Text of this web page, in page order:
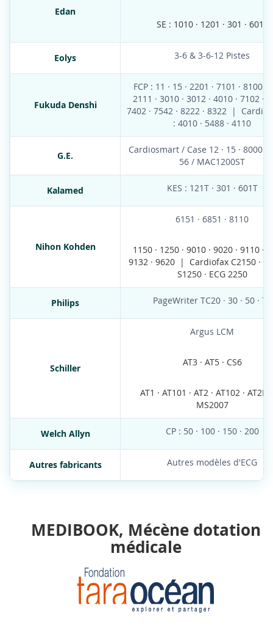
Edan
SE : 1010 · 1201 · 301 · 601c
Eolys 3-6 & 3-6-12 Pistes
Fukuda Denshi
FCP : 11 · 15 · 2201 · 7101 · 8100
2111 · 3010 · 3012 · 4010 · 7102 ·
7402 · 7542 · 8222 · 8322 |
: 4010 · 5488 · 4110
G.E.
Cardiosmart / Case 12 · 15 · 8000 /
56 / MAC1200ST
Kalamed KES : 121T · 301 · 601T
Nihon Kohden
6151 · 6851 · 8110
1150 · 1250 · 9010 · 9020 · 9110 ·
9132 · 9620 | Cardiofax C2150 ·
S1250 · ECG 2250
Philips PageWriter TC20 · 30 · 50 · 70
Schiller
Argus LCM
AT3 · AT5 · CS6
AT1 · AT101 · AT2 · AT102 ·
MS2007
Welch Allyn CP : 50 · 100 · 150 · 200
Autres fabricants Autres modèles d'ECG
MEDIBOOK, Mécène dotation
médicale